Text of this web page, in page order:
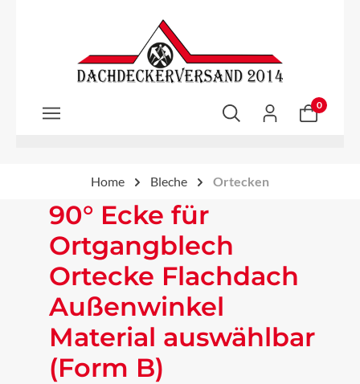
Zum Hauptinhalt springen
0
Home Bleche Ortecken
90° Ecke für
Ortgangblech
Ortecke Flachdach
Außenwinkel
Material auswählbar
(Form B)